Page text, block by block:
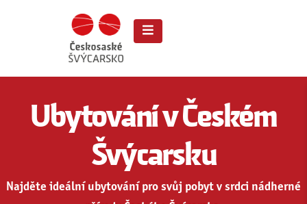
Ubytování v Českém
Švýcarsku
Najděte ideální ubytování pro svůj pobyt v srdci nádherné